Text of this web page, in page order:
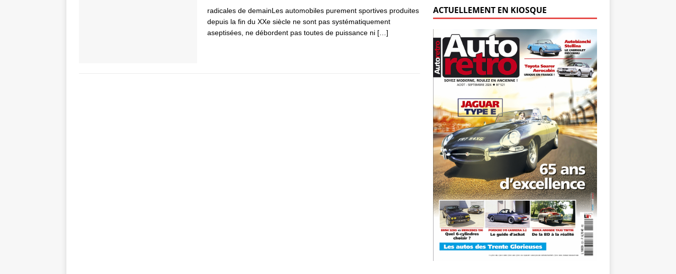
radicales de demainLes automobiles purement sportives produites
depuis la fin du XXe siècle ne sont pas systématiquement
aseptisées, ne débordent pas toutes de puissance ni […]
ACTUELLEMENT EN KIOSQUE